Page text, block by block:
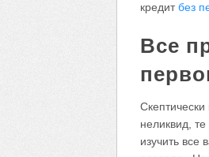
кредитбез
Все
неликвид,
изучить все